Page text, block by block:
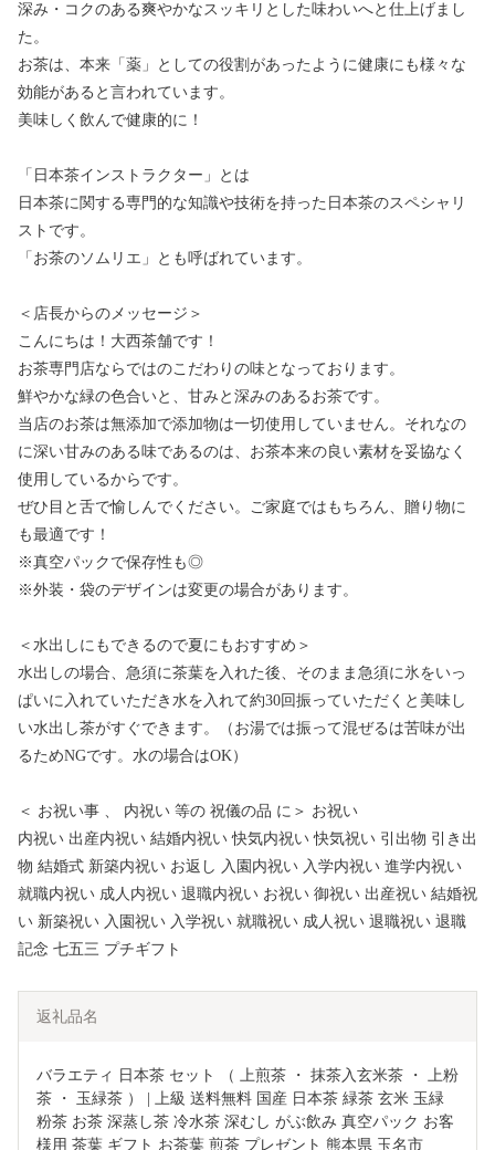
深み・コクのある爽やかなスッキリとした味わいへと仕上げまし
た。
お茶は、本来「薬」としての役割があったように健康にも様々な
効能があると言われています。
美味しく飲んで健康的に！
「日本茶インストラクター」とは
日本茶に関する専門的な知識や技術を持った日本茶のスペシャリ
ストです。
「お茶のソムリエ」とも呼ばれています。
＜店長からのメッセージ＞
こんにちは！大西茶舗です！
お茶専門店ならではのこだわりの味となっております。
鮮やかな緑の色合いと、甘みと深みのあるお茶です。
当店のお茶は無添加で添加物は一切使用していません。それなの
に深い甘みのある味であるのは、お茶本来の良い素材を妥協なく
使用しているからです。
ぜひ目と舌で愉しんでください。ご家庭ではもちろん、贈り物に
も最適です！
※真空パックで保存性も◎
※外装・袋のデザインは変更の場合があります。
＜水出しにもできるので夏にもおすすめ＞
水出しの場合、急須に茶葉を入れた後、そのまま急須に氷をいっ
ぱいに入れていただき水を入れて約30回振っていただくと美味し
い水出し茶がすぐできます。（お湯では振って混ぜるは苦味が出
るためNGです。水の場合はOK）
＜ お祝い事 、 内祝い 等の 祝儀の品 に＞ お祝い
内祝い 出産内祝い 結婚内祝い 快気内祝い 快気祝い 引出物 引き出
物 結婚式 新築内祝い お返し 入園内祝い 入学内祝い 進学内祝い
就職内祝い 成人内祝い 退職内祝い お祝い 御祝い 出産祝い 結婚祝
い 新築祝い 入園祝い 入学祝い 就職祝い 成人祝い 退職祝い 退職
記念 七五三 プチギフト
返礼品名
バラエティ 日本茶 セット （ 上煎茶 ・ 抹茶入玄米茶 ・ 上粉
茶 ・ 玉緑茶 ） | 上級 送料無料 国産 日本茶 緑茶 玄米 玉緑
粉茶 お茶 深蒸し茶 冷水茶 深むし がぶ飲み 真空パック お客
様用 茶葉 ギフト お茶葉 煎茶 プレゼント 熊本県 玉名市